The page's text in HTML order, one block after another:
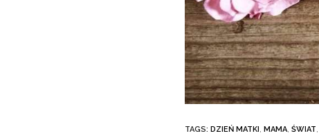
TAGS: DZIEŃ MATKI , MAMA, ŚWIAT,